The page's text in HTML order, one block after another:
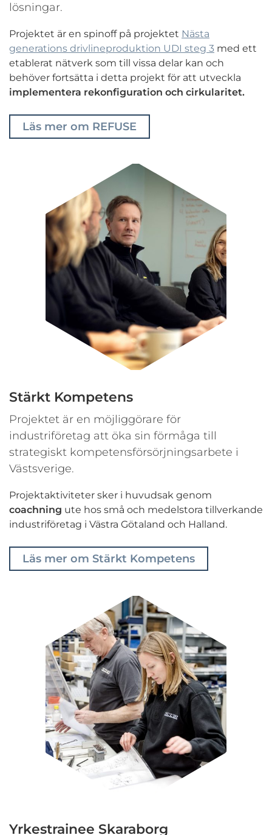
lösningar.
Projektet är en spinoff på projektet Nästa
generations drivlineproduktion UDI steg 3 med ett
etablerat nätverk som till vissa delar kan och
behöver fortsätta i detta projekt för att utveckla
implementera rekonfiguration och cirkularitet.
Läs mer om REFUSE
Stärkt Kompetens
Projektet är en möjliggörare för
industriföretag att öka sin förmåga till
strategiskt kompetensförsörjningsarbete i
Västsverige.
Projektaktiviteter sker i huvudsak genom
coachning ute hos små och medelstora tillverkande
industriföretag i Västra Götaland och Halland.
Läs mer om Stärkt Kompetens
Yrkestrainee Skaraborg